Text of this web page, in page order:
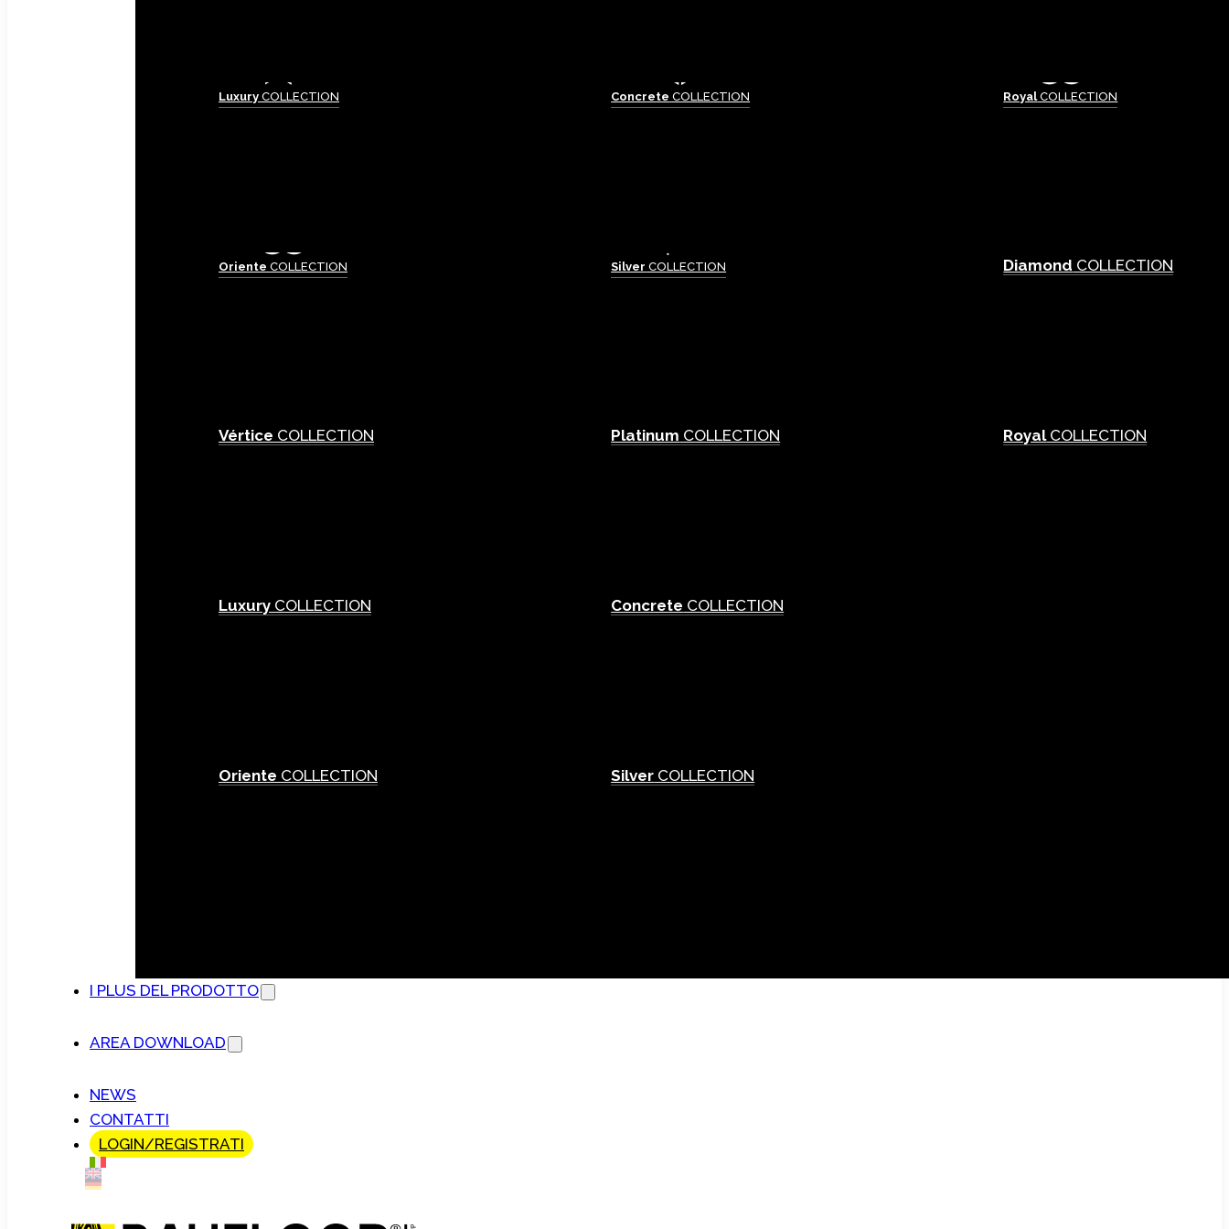
Luxury COLLECTION
Oriente COLLECTION
Vértice COLLECTION
Luxury COLLECTION
Oriente COLLECTION
Concrete COLLECTION
Silver COLLECTION
Platinum COLLECTION
Concrete COLLECTION
Silver COLLECTION
RoyalCOLLECTION
Diamond COLLECTION
RoyalCOLLECTION
I PLUS DEL PRODOTTO
AREA DOWNLOAD
NEWS
CONTATTI
LOGIN/REGISTRATI